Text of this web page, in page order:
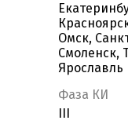
Омск,
Смоленск,
Ярославль
Фаза КИ